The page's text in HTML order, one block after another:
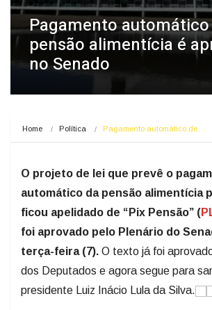
Pagamento
pensão alimentícia é
no Senado
Home Política Pagamento automático de…
O projeto de lei que prevê o
automático da pensão alimentícia
ficou apelidado de “Pix Pensão” (
foi aprovado pelo Plenário do
terça-feira (7). O texto já foi
dos Deputados e agora segue para
presidente Luiz Inácio Lula da Silva.